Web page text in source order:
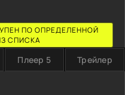
ПО ОПРЕДЕЛЕННОЙ
СПИСКА
Плеер 5 Трейлер